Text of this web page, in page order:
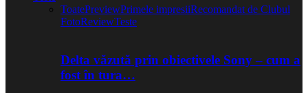
ToatePreviewPrimele impresiiRecomandat de Clubul
FotoReviewTeste
Delta văzută prin obiectivele Sony – cum a
fost în tura…